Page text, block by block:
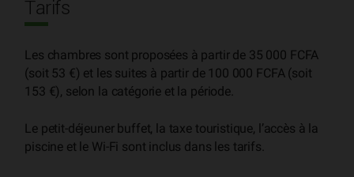
Tarifs
Les chambres sont proposées à partir de 35 000 FCFA
(soit 53 €) et les suites à partir de 100 000 FCFA (soit
153 €), selon la catégorie et la période.
Le petit-déjeuner buffet, la taxe touristique, l’accès à la
piscine et le Wi-Fi sont inclus dans les tarifs.